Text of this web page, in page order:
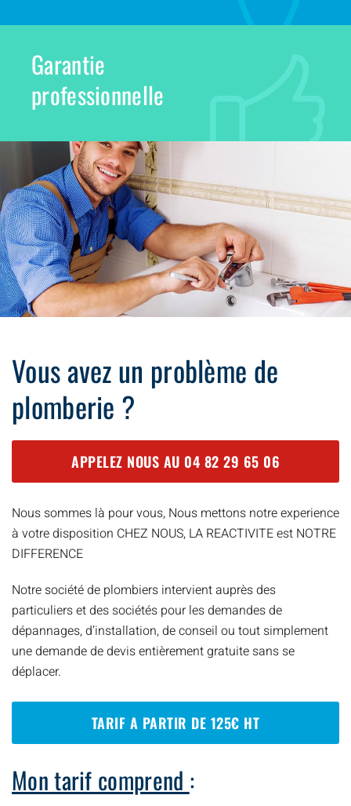
Garantie
professionnelle
Vous avez un problème de
plomberie ?
APPELEZ NOUS AU 04 82 29 65 06
Nous sommes là pour vous, Nous mettons notre experience
à votre disposition CHEZ NOUS, LA REACTIVITE est NOTRE
DIFFERENCE
Notre société de plombiers intervient auprès des
particuliers et des sociétés pour les demandes de
dépannages, d’installation, de conseil ou tout simplement
une demande de devis entièrement gratuite sans se
déplacer.
TARIF A PARTIR DE 125€ HT
Mon tarif comprend :